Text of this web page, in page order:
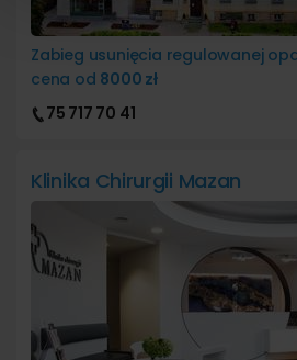
Zabieg usunięcia regulowanej
cena od 8000 zł
75 717 70 41
Klinika Chirurgii Mazan